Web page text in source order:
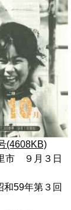
(4608KB)
市 ９月３日
59年第３回